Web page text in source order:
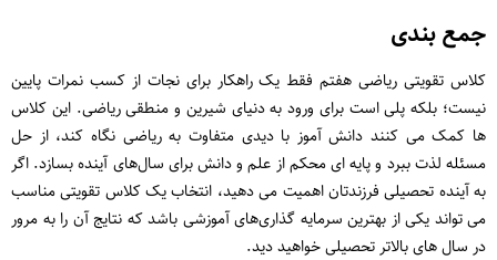
جمع‌ بندی
کلاس تقویتی ریاضی هفتم فقط یک راهکار برای نجات از کسب نمرات پایین
نیست؛ بلکه پلی است برای ورود به دنیای شیرین و منطقی ریاضی. این کلاس‌
ها کمک می‌ کنند دانش ‌آموز با دیدی متفاوت به ریاضی نگاه کند، از حل
مسئله لذت ببرد و پایه ‌ای محکم از علم و دانش برای سال‌های آینده بسازد. اگر
به آینده تحصیلی فرزندتان اهمیت می‌ دهید، انتخاب یک کلاس تقویتی مناسب
می ‌تواند یکی از بهترین سرمایه‌ گذاری‌های آموزشی باشد که نتایج آن را به مرور
در سال های بالاتر تحصیلی خواهید دید.